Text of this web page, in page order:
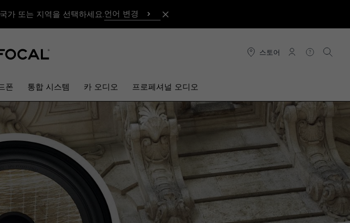
가 또는 지역을 선택하세요. 언어 변경
스토어
연결 도움말검색
폰 통합 시스템 카 오디오 프로페셔널 오디오